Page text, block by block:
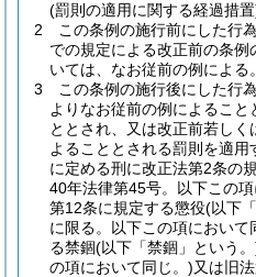
(罰則の適用に関する経過措
2
この条例の施行前にした行
での規定による改正前の条
いては、なお従前の例による。
3
この条例の施行後にした行
よりなお従前の例によること
ととされ、又は改正前若し
よることとされる罰則を適用
に定める刑に改正法第2条の
40年法律第45号。以下この
第12条に規定する懲役(以下
に限る。以下この項において
る禁錮(以下「禁錮」という
の項において同じ。)又は旧